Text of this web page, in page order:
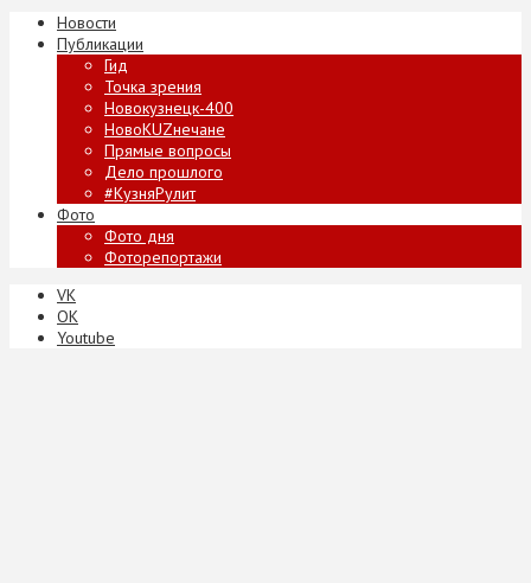
Новости
Публикации
Гид
Точка зрения
Новокузнецк-400
НовоKUZнечане
Прямые вопросы
Дело прошлого
#КузняРулит
Фото
Фото дня
Фоторепортажи
VK
ОК
Youtube